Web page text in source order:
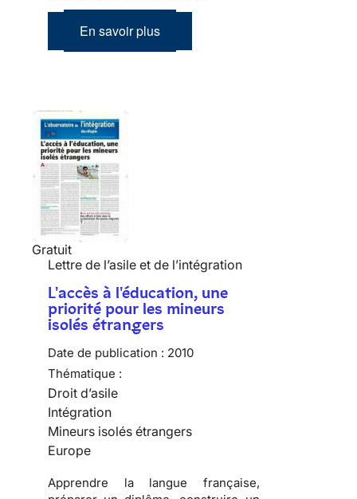
En savoir plus
Gratuit
Lettre de l’asile et de l’intégration
L'accès à l'éducation, une
priorité pour les mineurs
isolés étrangers
Date de publication : 2010
Thématique :
Droit d’asile
Intégration
Mineurs isolés étrangers
Europe
Apprendre la langue française,